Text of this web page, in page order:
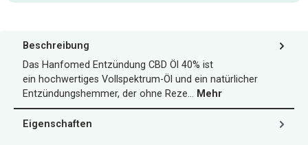
Beschreibung
Das Hanfomed Entzündung CBD Öl 40% ist
ein hochwertiges Vollspektrum-Öl und ein natürlicher
Entzündungshemmer, der ohne Reze… Mehr
Eigenschaften